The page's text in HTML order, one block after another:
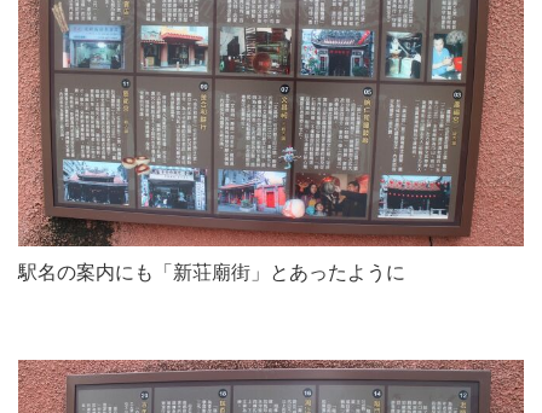
駅名の案内にも「新荘廟街」とあったように